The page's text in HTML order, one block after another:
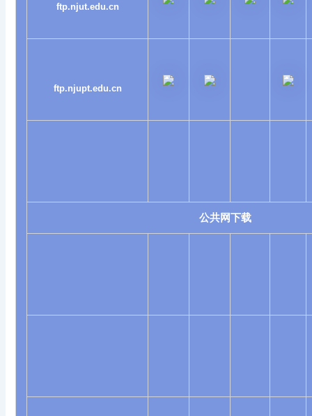
ftp.njut.edu.cn
ftp.njupt.edu.cn
公共网下载